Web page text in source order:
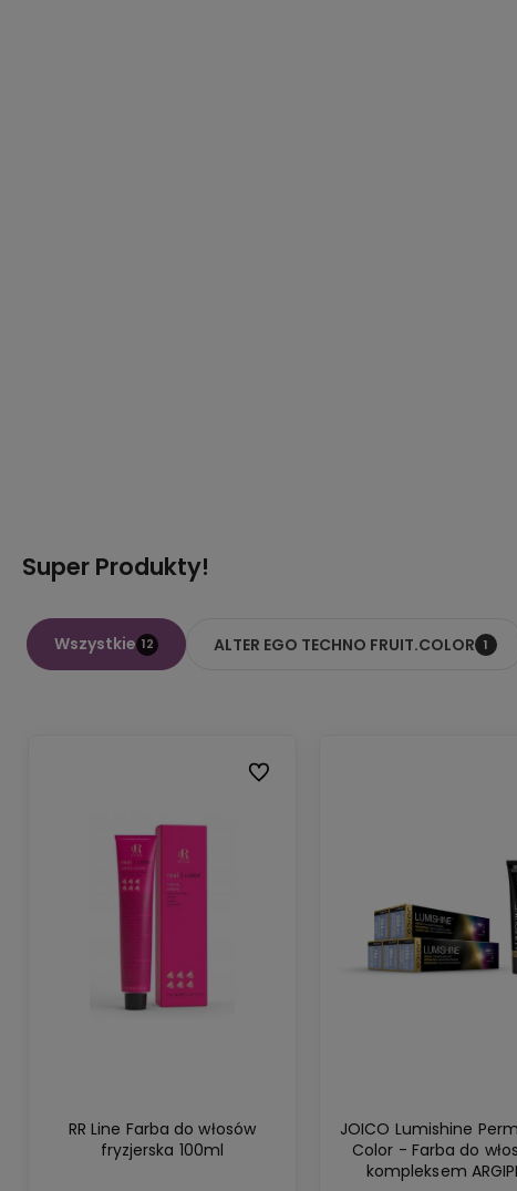
Super Produkty!
Wszystkie 12 ALTER EGO TECHNO FRUIT.COLOR 1
RR Line Farba do włosów
fryzjerska 100ml
Do ulubionych
JOICO Lumishine
Color - Farba do
kompleksem